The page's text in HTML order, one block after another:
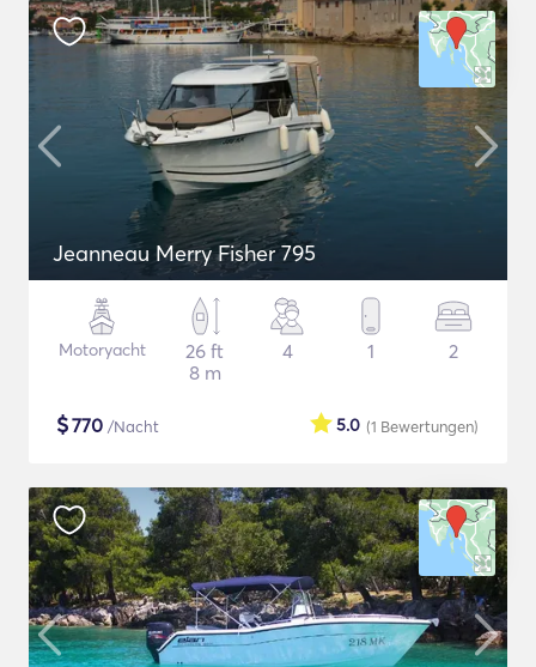
Jeanneau Merry Fisher 795
Motoryacht
26 ft
8 m
4 1 2
$770 /Nacht (1 Bewertungen)
5.0